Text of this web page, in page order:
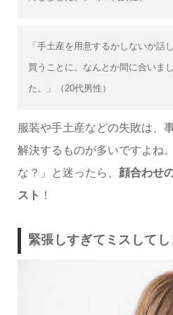
「手土産を用意するかしないか話
買うことに。なんとか間に合いま
た。」（20代男性）
服装や手土産などの失敗は、
解決するものが多いですよね
な？」と迷ったら、 顔合わせ
スト ！
緊張しすぎてミスして